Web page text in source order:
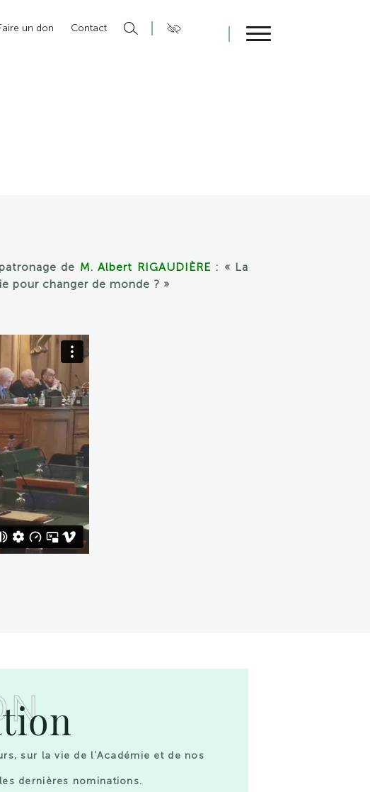
un don
Contact
de M. Albert RIGAUDIÈRE: « La
pour changer de monde ? »
sur la vie de l’Académie et de nos
dernières nominations.